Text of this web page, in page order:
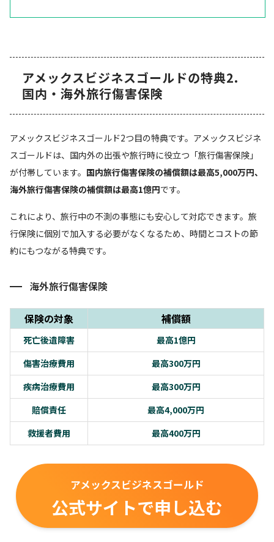
アメックスビジネスゴールドの特典2.
国内・海外旅行傷害保険
アメックスビジネスゴールド2つ目の特典です。アメックスビジネ
スゴールドは、国内外の出張や旅行時に役立つ「旅行傷害保険」
が付帯しています。 国内旅行傷害保険の補償額は最高5,000万円、
海外旅行傷害保険の補償額は最高1億円です。
これにより、旅行中の不測の事態にも安心して対応できます。旅
行保険に個別で加入する必要がなくなるため、時間とコストの節
約にもつながる特典です。
海外旅行傷害保険
保険の対象 補償額
死亡後遺障害
最高1億円
傷害治療費用
最高300万円
疾病治療費用
最高300万円
賠償責任
最高4,000万円
救援者費用
最高400万円
アメックスビジネスゴールド
公式サイトで申し込む